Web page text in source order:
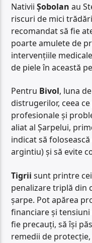
NativiiȘobolan au
riscuri de mici
recomandat să fie
poarte amulete de
intervențiile
de piele în această
Pentru Bivol, luna
distrugerilor, ceea
profesionale și
aliat al Șarpelui,
indicat să
argintiu) și să evite
Tigrii sunt printre
penalizare triplă din
șarpe. Pot apărea
financiare și
fie precauți, să își
remedii de